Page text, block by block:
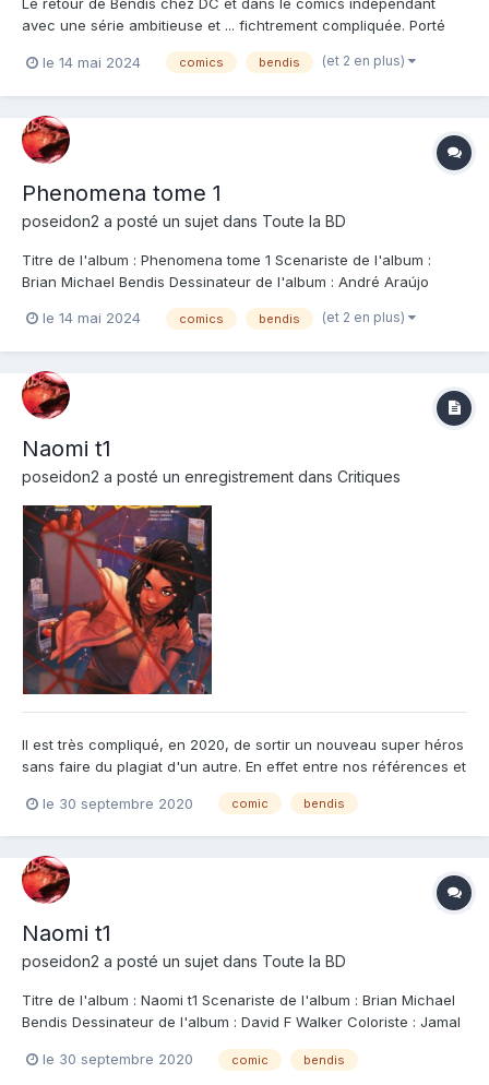
avec une série ambitieuse et ... fichtrement compliquée. Porté
travaillé, ce nouvel un univers très super dense, très innovant et
le 14 mai 2024 comics bendis (et 2 en plus)
Phenomena tome 1
poseidon2 a posté un sujet dans Toute la BD
Titre de l'album : Phenomena tome 1 Scenariste de l'album :
Brian Michael Bendis Dessinateur de l'album : André Araújo
l'album : Boldon, jeune garçon en soif d'aventure, débarque
le 14 mai 2024 comics bendis (et 2 en plus)
Naomi t1
poseidon2 a posté un enregistrement dans Critiques
Il est très compliqué, en 2020, de sortir un nouveau super héros
sans faire du plagiat d'un autre. En effet entre nos références et
de déjà-vu. Et bien il faut reconnaître à Bendis d'avoir de
le 30 septembre 2020 comic bendis
Naomi t1
poseidon2 a posté un sujet dans Toute la BD
Titre de l'album : Naomi t1 Scenariste de l'album : Brian Michael
Bendis Dessinateur de l'album : David F Walker Coloriste : Jamal
l'album : Les habitants d'une petite bourgade du nord-ouest des
le 30 septembre 2020 comic bendis